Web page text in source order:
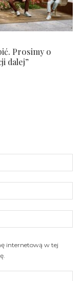
Prosimy o
dalej”
internetową w tej